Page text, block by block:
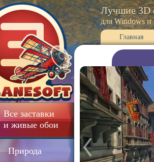
Все заставки
и живые обои
Природа
Лучшие 3D
для Windows и
Главная